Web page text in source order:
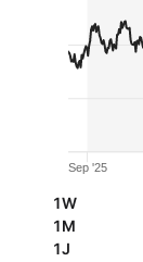
Sep '25
1W
1M
1J